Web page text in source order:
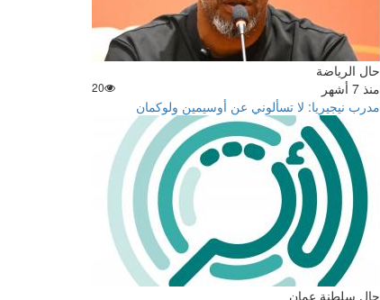
حال الرياضة
منذ 7 أشهر
20
مدرب نيجيريا: لا تسألوني عن أوسيمين ولوكمان
حال سلطنة عمان